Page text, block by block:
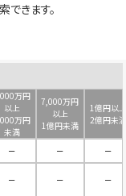
きます。
万円
以上
万円
未満
7,000万円
以上
1億円未満
1億円以上
2億円未満
－ －
－
－ －
－